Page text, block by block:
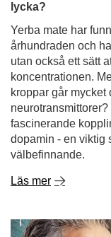
lycka?
Yerba mate har
århundraden och
utan också ett sätt
koncentrationen.
kroppar går
fascinerande
dopamin - en viktig
välbefinnande.
Läs mer